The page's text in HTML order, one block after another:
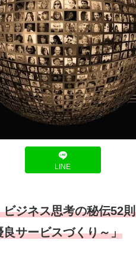
LINE
ジネス思考の秘伝52
サービスづくり～」